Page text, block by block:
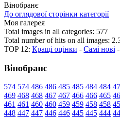
Вінобранє
До оглядової сторінки категорії
Моя галерея
Total images in all categories: 577
Total number of hits on all images:
TOP 12: Кращі оцінки - Самі нові -
Вінобранє
574 574 486 486 485 485 484 484
469 468 468 467 467 466 466 465
461 461 460 460 459 459 458 458
448 447 447 446 446 445 445 444